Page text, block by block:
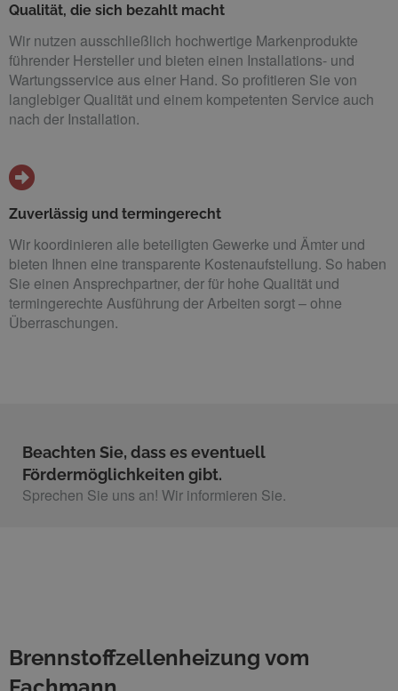
Qualität, die sich bezahlt macht
Wir nutzen ausschließlich hochwertige Markenprodukte
führender Hersteller und bieten einen Installations- und
Wartungsservice aus einer Hand. So profitieren Sie von
langlebiger Qualität und einem kompetenten Service auch
nach der Installation.
Zuverlässig und termingerecht
Wir koordinieren alle beteiligten Gewerke und Ämter und
bieten Ihnen eine transparente Kostenaufstellung. So haben
Sie einen Ansprechpartner, der für hohe Qualität und
termingerechte Ausführung der Arbeiten sorgt – ohne
Überraschungen.
Beachten Sie, dass es eventuell
Fördermöglichkeiten gibt.
Sprechen Sie uns an! Wir informieren Sie.
Brennstoffzellenheizung vom